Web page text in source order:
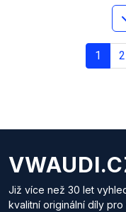
1 2
Již více než 30 let
kvalitní originální díly